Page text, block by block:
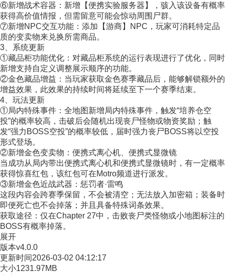
⑥新增战术容器：新增【便携实验服务器】，骇入该设备有概率
获得高价值情报，但需留意可能会惊动周围尸群。
⑦新增NPC交互功能：添加【游商】NPC，玩家可消耗特定品
质的变卖物来兑换所需商品。
3、系统更新
①藏品柜功能优化：对藏品柜系统的运行表现进行了优化，同时
新增支持自定义调整展示顺序的功能。
②金色藏品增益：当玩家获取金色赛季藏品后，能够解锁额外的
增益效果，此效果的持续时间将延续至下一个赛季结束。
4、玩法更新
①局内特殊事件：全地图新增局内特殊事件，触发“培养仓空
投”的概率较高，击破后会随机出现丧尸怪物或物资奖励；触
发“强力BOSS空投”的概率较低，届时强力丧尸BOSS将以空投
形式登场。
②新增金色变卖物：便携式离心机、便携式显微镜
当成功从局内带出便携式离心机和便携式显微镜时，有一定概率
获得惊喜红包，该红包可在Motro频道进行派发。
③新增金色近战武器：惩罚者·雷鸣
这段内容会跨赛季保留，不会被清空；无法放入加密箱；装备时
即便死亡也不会掉落；并且具备特殊词条效果。
获取途径：仅在Chapter 27中，击败丧尸类怪物或小地图标注的
BOSS有概率掉落。
展开
版本v4.0.0
更新时间2026-03-02 04:12:17
大小1231.97MB